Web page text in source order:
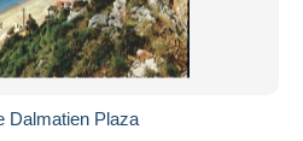
Dalmatien Plaza